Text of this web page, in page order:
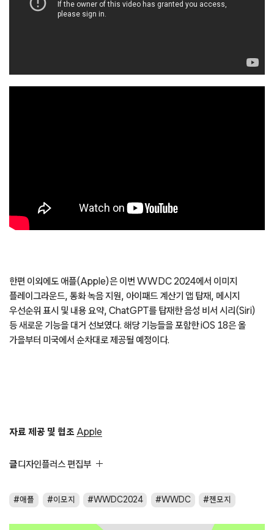
한편 이외에도 애플(Apple)은 이번 WWDC 2024에서 이미지
플레이그라운드, 통화 녹음 지원, 아이패드 계산기 앱 탑재, 메시지
우선순위 표시 및 내용 요약, ChatGPT를 탑재한 음성 비서 시리(Siri)
등 새로운 기능을 대거 선보였다. 해당 기능들을 포함한 iOS 18은 올
가을부터 미국에서 순차대로 제공될 예정이다.
자료 제공 및 협조 Apple
글디자인플러스 편집부
애플 이모지 WWDC2024 WWDC 젠모지